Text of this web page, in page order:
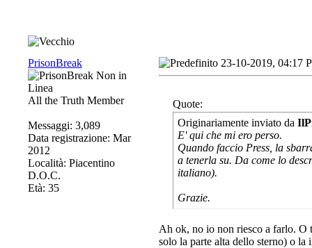
PrisonBreak
All the Truth Member
Messaggi: 3,089
Data registrazione: Mar
2012
Località: Piacentino
D.O.C.
Età: 35
23-10-2019, 04:17
Quote:
Originariamente inviato da
E' qui che mi ero perso.
Quando faccio Press, la
a tenerla su. Da come lo
italiano).
Grazie.
Ah ok, no io non riesco a farlo. O
solo la parte alta dello sterno) o la